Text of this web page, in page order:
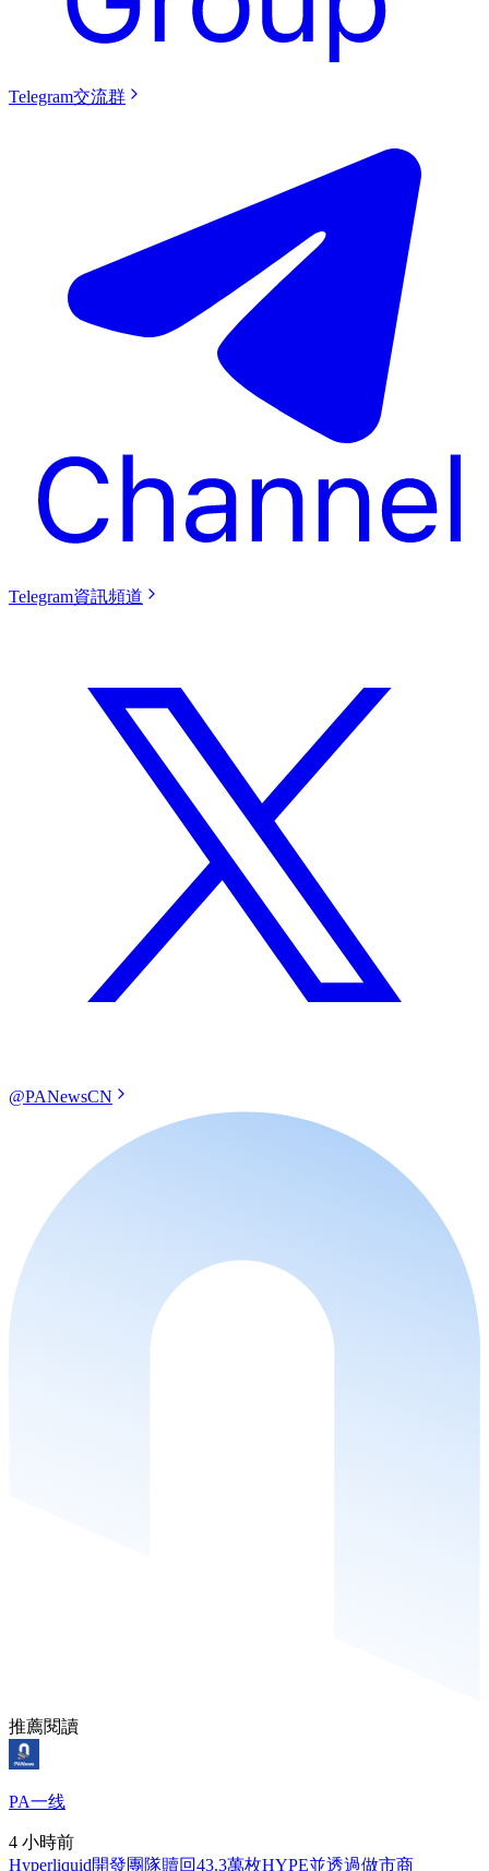
Telegram交流群
Telegram資訊頻道
@PANewsCN
推薦閱讀
PA一线
4 小時前
Hyperliquid開發團隊贖回43.3萬枚HYPE並透過做市商